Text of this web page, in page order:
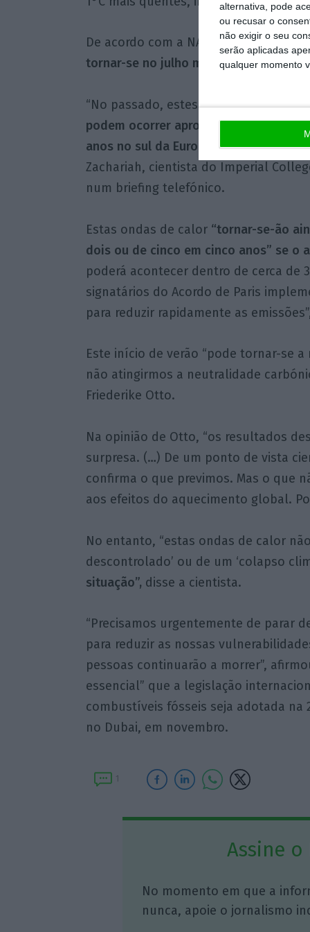
alternativa, pode
ou recusar o
não exigir o seu
serão aplicadas
qualquer momento
De acordo com a NASA e o
tornar-se no julho mais quente de que
“No passado, estes acontecimentos
podem ocorrer aproximadamente de
anos no sul da Europa e de cinco em
Zachariah, cientista do Imperial
num briefing telefónico.
Estas ondas de calor “tornar-se-ão
dois ou de cinco em cinco anos” se o
poderá acontecer dentro de cerca de
signatários do Acordo de Paris
para reduzir rapidamente as
Este início de verão “pode tornar-se
não atingirmos a neutralidade
Friederike Otto.
Na opinião de Otto, “os resultados
surpresa. (…) De um ponto de vista
confirma o que previmos. Mas o que
aos efeitos do aquecimento global.
No entanto, “estas ondas de calor
descontrolado’ ou de um ‘colapso
situação”, disse a cientista.
“Precisamos urgentemente de parar
para reduzir as nossas
pessoas continuarão a morrer”,
essencial” que a legislação
combustíveis fósseis seja adotada na
no Dubai, em novembro.
Assine o
No momento em que a
nunca, apoie o jornalismo